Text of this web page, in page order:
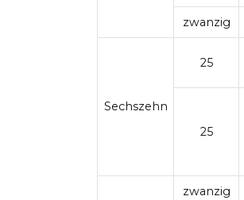
zwanzig
Sechszehn
25
25
zwanzig